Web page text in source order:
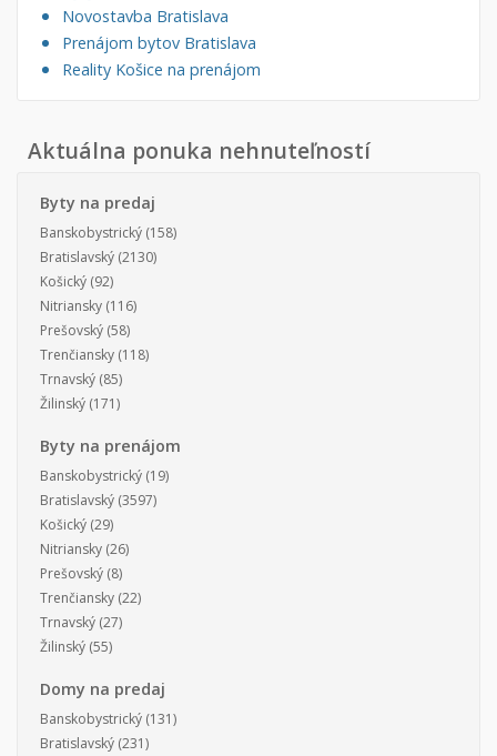
Novostavba Bratislava
Prenájom bytov Bratislava
Reality Košice na prenájom
Aktuálna ponuka nehnuteľností
Byty na predaj
Banskobystrický (158)
Bratislavský (2130)
Košický (92)
Nitriansky (116)
Prešovský (58)
Trenčiansky (118)
Trnavský (85)
Žilinský (171)
Byty na prenájom
Banskobystrický (19)
Bratislavský (3597)
Košický (29)
Nitriansky (26)
Prešovský (8)
Trenčiansky (22)
Trnavský (27)
Žilinský (55)
Domy na predaj
Banskobystrický (131)
Bratislavský (231)